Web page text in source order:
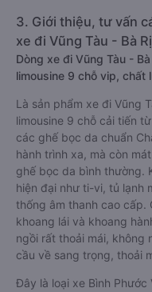
3. Giới thiệu, tư vấn
xe đi Vũng Tàu - Bà
Dòng xe đi Vũng Tàu -
limousine 9 chỗ vip, chất
Là sản phẩm xe đi Vũng
limousine 9 chỗ cải tiến
các ghế bọc da chuẩn
hành trình xa, mà còn
ghế bọc da bình thường.
hiện đại như ti-vi, tủ lạnh
thống âm thanh cao cấp.
khoang lái và khoang
ngồi rất thoải mái, không
cầu về sang trọng, thoải
Đây là loại xe Bình Phước